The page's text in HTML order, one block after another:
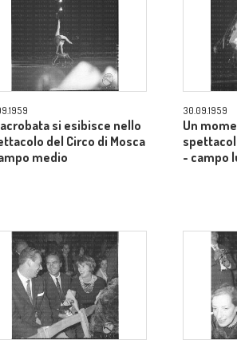
si esibisce nello
del Circo di Mosca
medio
30.09.1959
Un
- campo